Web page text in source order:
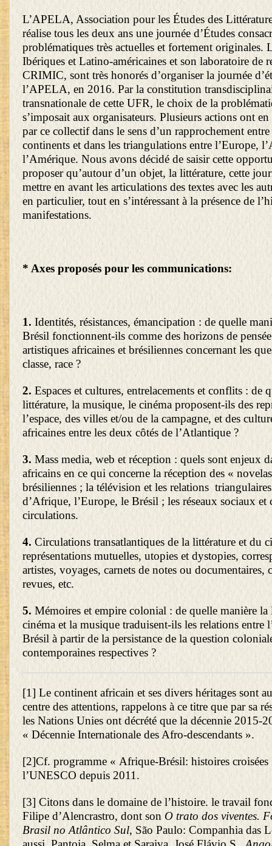
L’APELA, Association pour les Études des
réalise tous les deux ans une journée d’Études
problématiques très actuelles et fortement originales.
Ibériques et Latino-américaines et son laboratoire de
CRIMIC, sont très honorés d’organiser la journée
l’APELA, en 2016. Par la constitution
transnationale de cette UFR, le choix de la
s’imposait aux organisateurs. Plusieurs actions ont en
par ce collectif dans le sens d’un rapprochement
continents et dans les triangulations entre l’Europe,
l’Amérique. Nous avons décidé de saisir cette
proposer qu’autour d’un objet, la littérature, cette
mettre en avant les articulations des textes avec les
en particulier, tout en s’intéressant à la présence de
manifestations.
* Axes proposés pour les communications:
1. Identités, résistances, émancipation : de quelle
Brésil fonctionnent-ils comme des horizons de
artistiques africaines et brésiliennes concernant les
classe, race ?
2. Espaces et cultures, entrelacements et conflits : de
littérature, la musique, le cinéma proposent-ils des
l’espace, des villes et/ou de la campagne, et des
africaines entre les deux côtés de l’Atlantique ?
3. Mass media, web et réception : quels sont enjeux
africains en ce qui concerne la réception des «
brésiliennes ; la télévision et les relations
d’Afrique, l’Europe, le Brésil ; les réseaux sociaux et
circulations.
4. Circulations transatlantiques de la littérature et du
représentations mutuelles, utopies et dystopies,
artistes, voyages, carnets de notes ou documentaires,
revues, etc.
5. Mémoires et empire colonial : de quelle manière la
cinéma et la musique traduisent-ils les relations entre
Brésil à partir de la persistance de la question
contemporaines respectives ?
[1] Le continent africain et ses divers héritages sont
centre des attentions, rappelons à ce titre que par sa
les Nations Unies ont décrété que la décennie 2015-
« Décennie Internationale des Afro-descendants ».
[2]Cf. programme « Afrique-Brésil: histoires croisées
l’UNESCO depuis 2011.
[3] Citons dans le domaine de l’histoire. le travail
Filipe d’Alencrastro, dont son O trato dos viventes.
Brasil no Atlântico Sul, São Paulo: Companhia das